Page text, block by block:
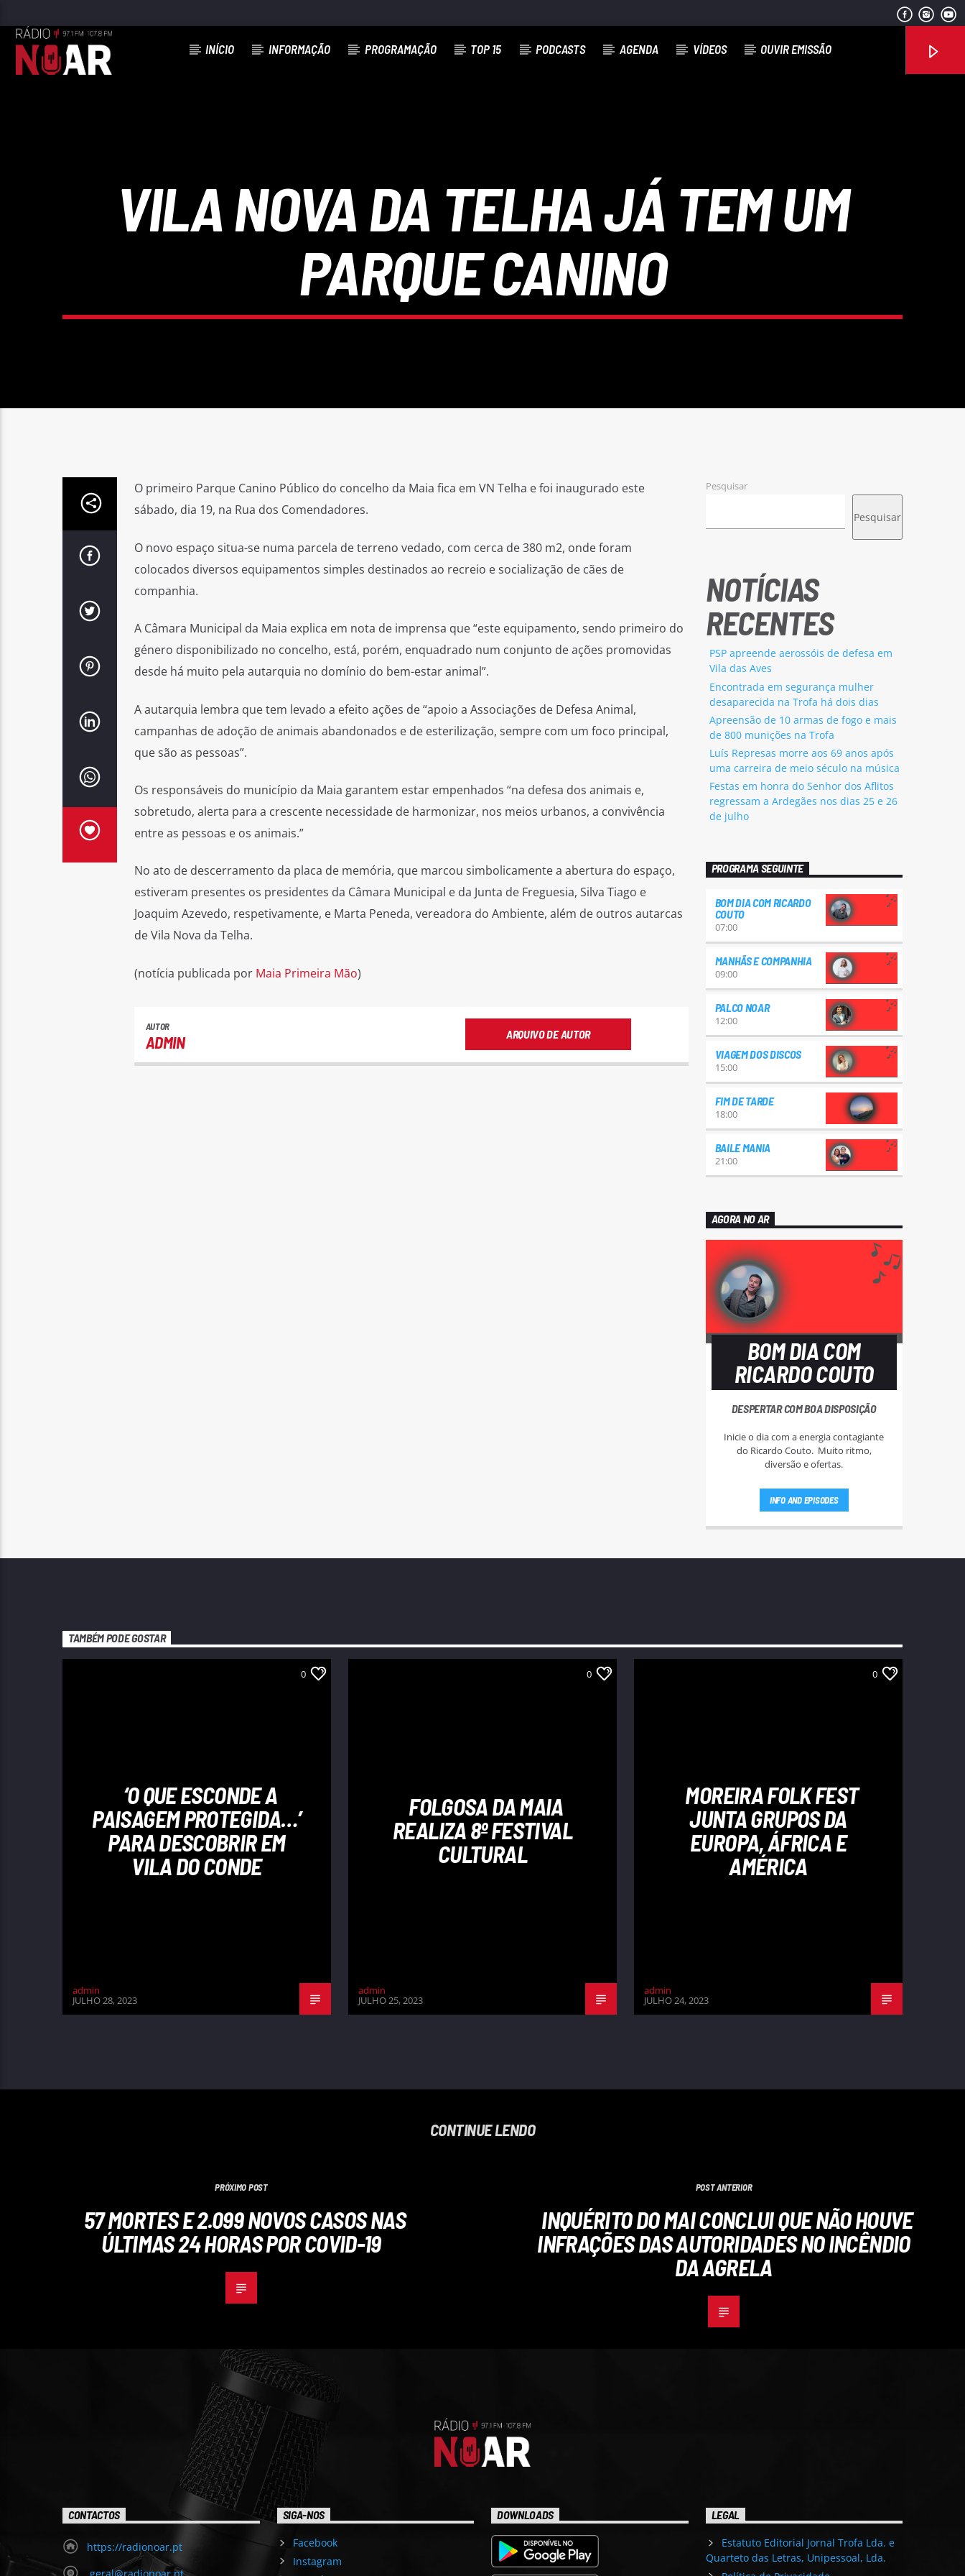
INÍCIO INFORMAÇÃO PROGRAMAÇÃO TOP 15 PODCASTS AGENDA VÍDEOS OUVIR EMISSÃO
VILA NOVA DA TELHA JÁ TEM UM
PARQUE CANINO
O primeiro Parque Canino Público do concelho da Maia fica em VN Telha e foi inaugurado este
sábado, dia 19, na Rua dos Comendadores.
O novo espaço situa-se numa parcela de terreno vedado, com cerca de 380 m2, onde foram
colocados diversos equipamentos simples destinados ao recreio e socialização de cães de
companhia.
A Câmara Municipal da Maia explica em nota de imprensa que “este equipamento, sendo primeiro do
género disponibilizado no concelho, está, porém, enquadrado num conjunto de ações promovidas
desde há muito pela autarquia no domínio do bem-estar animal”.
A autarquia lembra que tem levado a efeito ações de “apoio a Associações de Defesa Animal,
campanhas de adoção de animais abandonados e de esterilização, sempre com um foco principal,
que são as pessoas”.
Os responsáveis do município da Maia garantem estar empenhados “na defesa dos animais e,
sobretudo, alerta para a crescente necessidade de harmonizar, nos meios urbanos, a convivência
entre as pessoas e os animais.”
No ato de descerramento da placa de memória, que marcou simbolicamente a abertura do espaço,
estiveram presentes os presidentes da Câmara Municipal e da Junta de Freguesia, Silva Tiago e
Joaquim Azevedo, respetivamente, e Marta Peneda, vereadora do Ambiente, além de outros autarcas
de Vila Nova da Telha.
(notícia publicada por Maia Primeira Mão)
AUTOR
ADMIN ARQUIVO DE AUTOR
Pesquisar
Pesquisar
NOTÍCIAS
RECENTES
PSP apreende aerossóis de defesa em
Vila das Aves
Encontrada em segurança mulher
desaparecida na Trofa há dois dias
Apreensão de 10 armas de fogo e mais
de 800 munições na Trofa
Luís Represas morre aos 69 anos após
uma carreira de meio século na música
Festas em honra do Senhor dos Aflitos
regressam a Ardegães nos dias 25 e 26
de julho
PROGRAMA SEGUINTE
BOM DIA COM RICARDO
COUTO
07:00
MANHÃS E COMPANHIA
09:00
PALCO NOAR
12:00
VIAGEM DOS DISCOS
15:00
FIM DE TARDE
18:00
BAILE MANIA
21:00
AGORA NO AR
BOM DIA COM
RICARDO COUTO
DESPERTAR COM BOA DISPOSIÇÃO
Inicie o dia com a energia contagiante
do Ricardo Couto. Muito ritmo,
diversão e ofertas.
INFO AND EPISODES
TAMBÉM PODE GOSTAR
0
‘O QUE ESCONDE A
PAISAGEM PROTEGIDA…’
PARA DESCOBRIR EM
VILA DO CONDE
admin
JULHO 28, 2023
0
FOLGOSA DA MAIA
REALIZA 8º FESTIVAL
CULTURAL
admin
JULHO 25, 2023
0
MOREIRA FOLK FEST
JUNTA GRUPOS DA
EUROPA, ÁFRICA E
AMÉRICA
admin
JULHO 24, 2023
CONTINUE LENDO
PRÓXIMO POST
57 MORTES E 2.099 NOVOS CASOS NAS
ÚLTIMAS 24 HORAS POR COVID-19
POST ANTERIOR
INQUÉRITO DO MAI CONCLUI QUE NÃO HOUVE
INFRAÇÕES DAS AUTORIDADES NO INCÊNDIO
DA AGRELA
CONTACTOS
https://radionoar.pt
SIGA-NOS
Facebook
Instagram
DOWNLOADS LEGAL
Estatuto Editorial Jornal Trofa Lda. e
Quarteto das Letras, Unipessoal, Lda.